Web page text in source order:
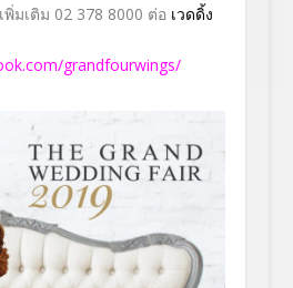
มเติม 02 378 8000 ต่อ เวดดิ้ง
grandfourwings/